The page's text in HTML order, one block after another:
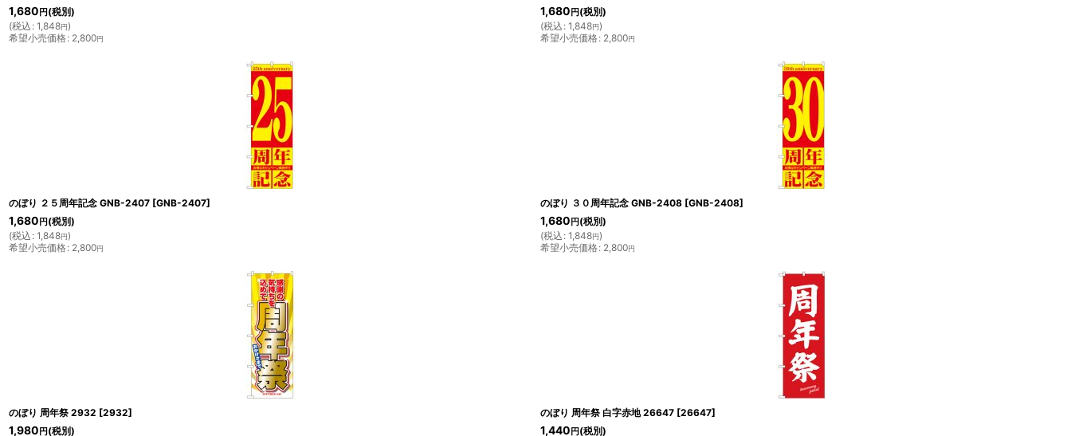
1,680 円 (税別)
(税込 : 1,848円)
希望小売価格: 2,800円
1,680 円 (税別)
(税込 : 1,848円)
希望小売価格: 2,800円
のぼり ２５周年記念 GNB-2407 [GNB-2407]
1,680 円 (税別)
(税込 : 1,848円)
希望小売価格: 2,800円
のぼり ３０周年記念 GNB-2408 [GNB-2408]
1,680 円 (税別)
(税込 : 1,848円)
希望小売価格: 2,800円
のぼり 周年祭 2932 [2932]
1,980 円 (税別)
のぼり 周年祭 白字赤地 26647 [26647]
1,440 円 (税別)